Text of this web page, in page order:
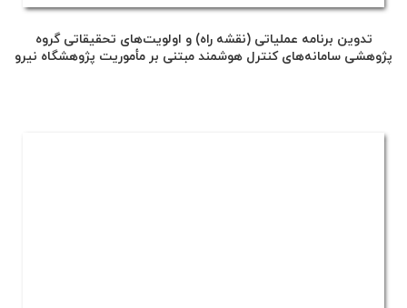
تدوین برنامه عملیاتی (نقشه راه) و اولویت‌های تحقیقاتی گروه
پژوهشی سامانه‌های کنترل هوشمند مبتنی بر مأموریت پژوهشگاه نیرو